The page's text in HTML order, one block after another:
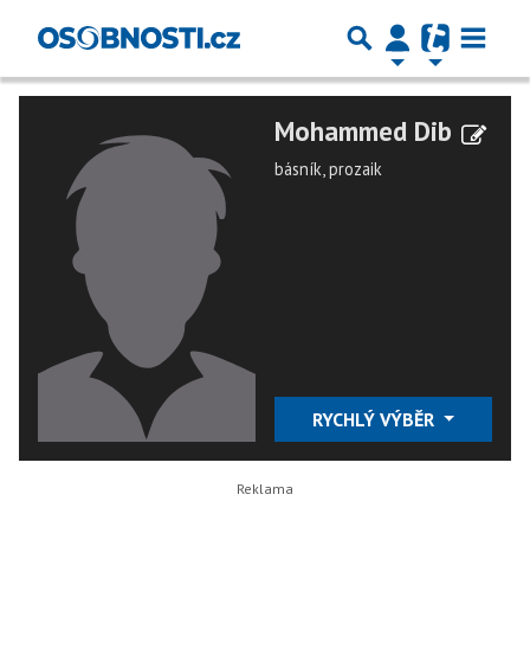
Mohammed Dib
básník, prozaik
RYCHLÝ VÝBĚR